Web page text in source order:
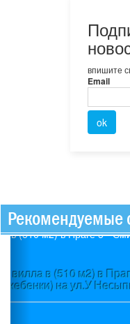
впишите
Email
Рекомендуемые
Участок (3580
Проект +
Previous